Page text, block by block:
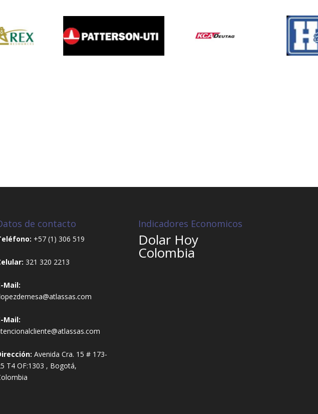
de contacto
+57 (1) 306 519
321 320 2213
Mail:
Mail:
Avenida Cra. 15 # 173-
T4 OF:1303 , Bogotá,
Indicadores Economicos
Dolar Hoy
Colombia